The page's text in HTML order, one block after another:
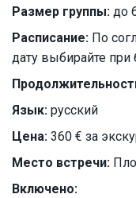
Размер группы: до
Расписание: По
дату выбирайте при
Язык: русский
Цена: 360 € за
Место встречи:
Включено: